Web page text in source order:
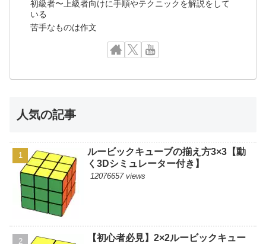
初級者〜上級者向けに手順やテクニックを解説をして
いる
苦手なものは作文
人気の記事
ルービックキューブの揃え方3×3【動
く3Dシミュレーター付き】
12076657 views
【初心者必見】2×2ルービックキュー